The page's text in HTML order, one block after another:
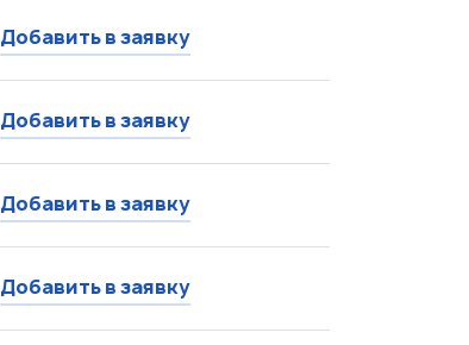
Добавить в заявку
Добавить в заявку
Добавить в заявку
Добавить в заявку